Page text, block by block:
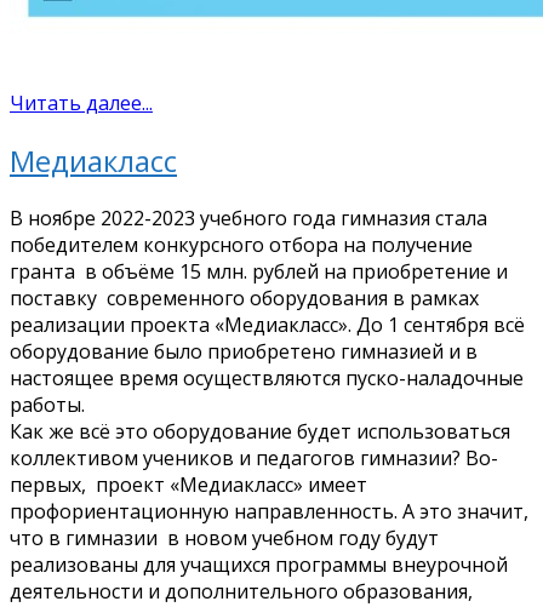
Читать далее...
Медиакласс
В ноябре 2022-2023 учебного года гимназия стала
победителем конкурсного отбора на получение
гранта в объёме 15 млн. рублей на приобретение и
поставку современного оборудования в рамках
реализации проекта «Медиакласс». До 1 сентября всё
оборудование было приобретено гимназией и в
настоящее время осуществляются пуско-наладочные
работы.
Как же всё это оборудование будет использоваться
коллективом учеников и педагогов гимназии? Во-
первых, проект «Медиакласс» имеет
профориентационную направленность. А это значит,
что в гимназии в новом учебном году будут
реализованы для учащихся программы внеурочной
деятельности и дополнительного образования,